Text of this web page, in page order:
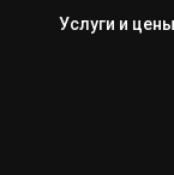
Услуги и цены